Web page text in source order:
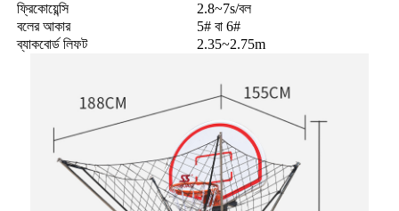
ফ্রিকোয়েন্সি
2.8~7s/বল
বলের আকার
5# বা 6#
ব্যাকবোর্ড লিফট
2.35~2.75m